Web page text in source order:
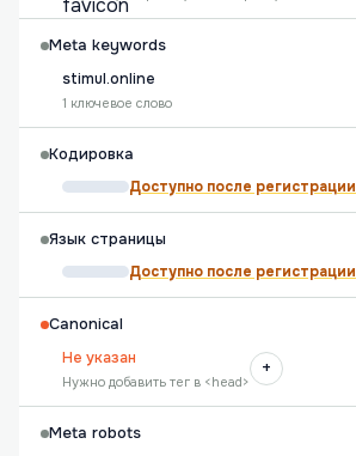
Meta keywords
stimul.online
1 ключевое слово
Кодировка
Доступно после регистрации
Язык страницы
Доступно после регистрации
Canonical
Не указан
Нужно добавить тег в <head>
+
Meta robots